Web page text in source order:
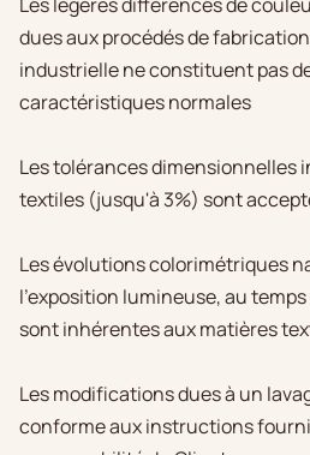
dues aux procédés de
industrielle ne constituent pas
caractéristiques normales
Les tolérances dimensionnelles
textiles (jusqu'à 3%) sont
Les évolutions colorimétriques
l'exposition lumineuse, au
sont inhérentes aux matières
Les modifications dues à un
conforme aux instructions